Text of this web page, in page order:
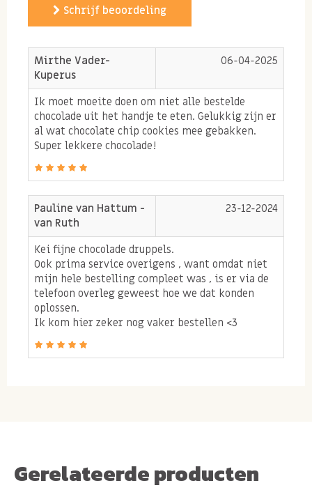
Schrijf beoordeling
Mirthe Vader-
Kuperus
06-04-2025
Ik moet moeite doen om niet alle bestelde
chocolade uit het handje te eten. Gelukkig zijn er
al wat chocolate chip cookies mee gebakken.
Super lekkere chocolade!
Pauline van Hattum -
van Ruth
23-12-2024
Kei fijne chocolade druppels.
Ook prima service overigens , want omdat niet
mijn hele bestelling compleet was , is er via de
telefoon overleg geweest hoe we dat konden
oplossen.
Ik kom hier zeker nog vaker bestellen <3
Gerelateerde producten